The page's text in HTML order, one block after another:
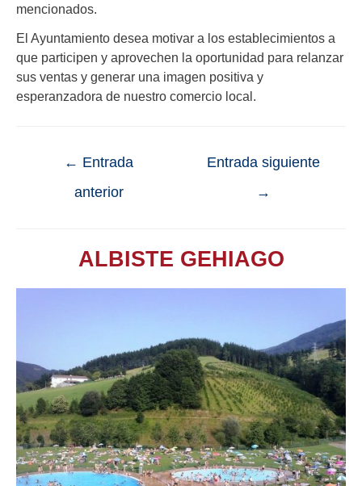
mencionados.
El Ayuntamiento desea motivar a los establecimientos a
que participen y aprovechen la oportunidad para relanzar
sus ventas y generar una imagen positiva y
esperanzadora de nuestro comercio local.
← Entrada
anterior
Entrada siguiente
→
ALBISTE GEHIAGO